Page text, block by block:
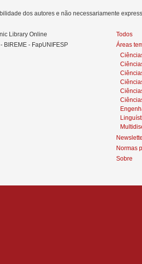
dos autores e não necessariamente
Library Online
BIREME - FapUNIFESP
Todos
Áreas
Normas
Sobre